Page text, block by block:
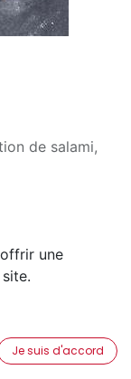
de salami,
une
Je suis d'accord